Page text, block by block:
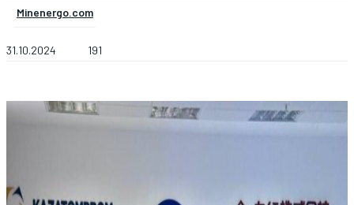
Minenergo.com
31.10.2024 191